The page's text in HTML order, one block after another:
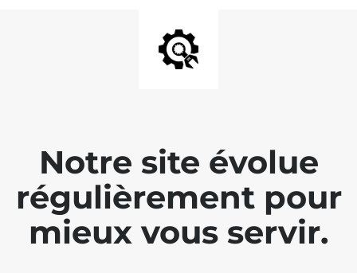
Notre site évolue
régulièrement pour
mieux vous servir.